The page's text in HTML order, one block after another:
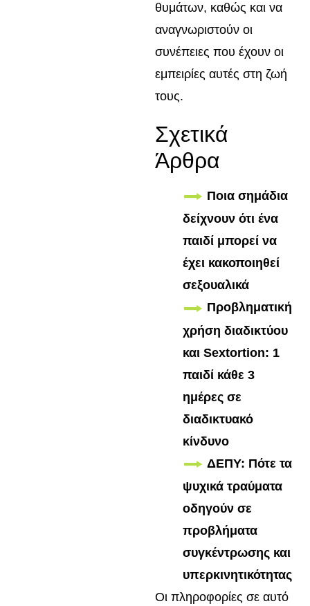
θυμάτων, καθώς και να
αναγνωριστούν οι
συνέπειες που έχουν οι
εμπειρίες αυτές στη ζωή
τους.
Σχετικά
Άρθρα
Ποια σημάδια
δείχνουν ότι ένα
παιδί μπορεί να
έχει κακοποιηθεί
σεξουαλικά
Προβληματική
χρήση διαδικτύου
και Sextortion: 1
παιδί κάθε 3
ημέρες σε
διαδικτυακό
κίνδυνο
ΔΕΠΥ: Πότε τα
ψυχικά τραύματα
οδηγούν σε
προβλήματα
συγκέντρωσης και
υπερκινητικότητας
Οι πληροφορίες σε αυτό